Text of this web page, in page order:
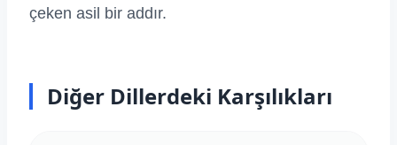
çeken asil bir addır.
Diğer Dillerdeki Karşılıkları